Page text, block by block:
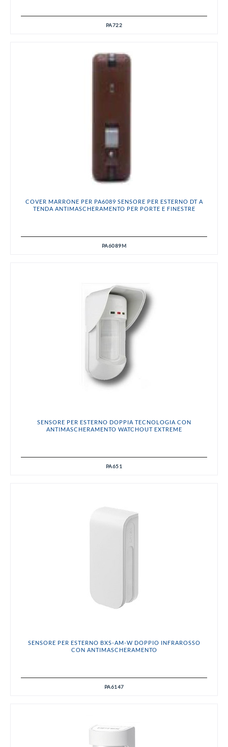
PA722
COVER MARRONE PER PA6089 SENSORE PER ESTERNO DT A
TENDA ANTIMASCHERAMENTO PER PORTE E FINESTRE
PA6089M
SENSORE PER ESTERNO DOPPIA TECNOLOGIA CON
ANTIMASCHERAMENTO WATCHOUT EXTREME
PA651
SENSORE PER ESTERNO BXS-AM-W DOPPIO INFRAROSSO
CON ANTIMASCHERAMENTO
PA6147